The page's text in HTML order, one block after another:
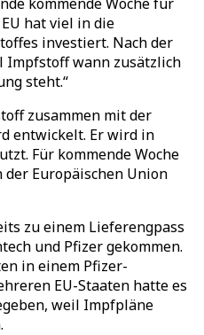
hat viel in die
investiert. Nach der
Impfstoff wann zusätzlich
steht.“
zusammen mit der
entwickelt. Er wird in
Für kommende Woche
Europäischen Union
zu einem Lieferengpass
und Pfizer gekommen.
in einem Pfizer-
EU-Staaten hatte es
weil Impfpläne